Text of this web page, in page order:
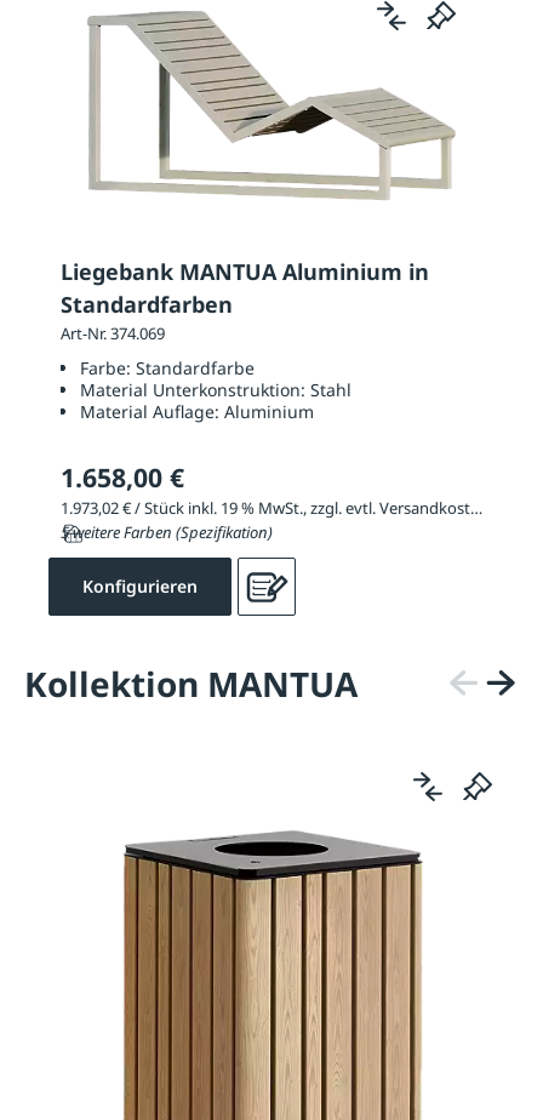
Liegebank MANTUA Aluminium in
Standardfarben
Art-Nr. 374.069
Farbe: Standardfarbe
Material Unterkonstruktion: Stahl
Material Auflage: Aluminium
1.658,00 €
1.973,02 € / Stück inkl. 19 % MwSt., zzgl. evtl. Versandkosten
5 weitere Farben (Spezifikation)
Konfigurieren
Kollektion MANTUA